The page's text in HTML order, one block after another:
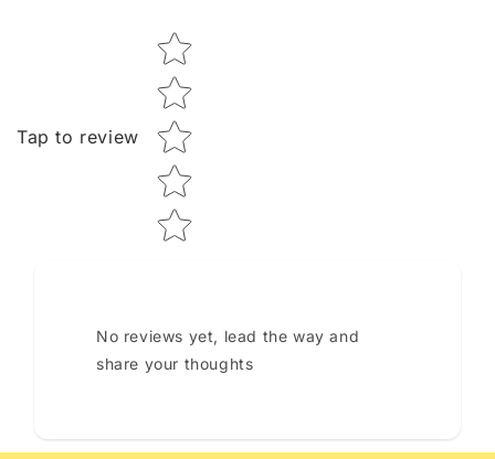
Tap to review
Star rating
No reviews yet, lead the way and
share your thoughts